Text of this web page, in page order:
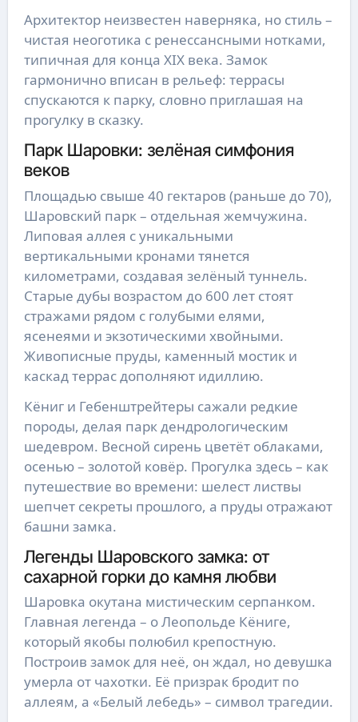
Архитектор неизвестен наверняка, но стиль –
чистая неоготика с ренессансными нотками,
типичная для конца XIX века. Замок
гармонично вписан в рельеф: террасы
спускаются к парку, словно приглашая на
прогулку в сказку.
Парк Шаровки: зелёная симфония
веков
Площадью свыше 40 гектаров (раньше до 70),
Шаровский парк – отдельная жемчужина.
Липовая аллея с уникальными
вертикальными кронами тянется
километрами, создавая зелёный туннель.
Старые дубы возрастом до 600 лет стоят
стражами рядом с голубыми елями,
ясенеями и экзотическими хвойными.
Живописные пруды, каменный мостик и
каскад террас дополняют идиллию.
Кёниг и Гебенштрейтеры сажали редкие
породы, делая парк дендрологическим
шедевром. Весной сирень цветёт облаками,
осенью – золотой ковёр. Прогулка здесь – как
путешествие во времени: шелест листвы
шепчет секреты прошлого, а пруды отражают
башни замка.
Легенды Шаровского замка: от
сахарной горки до камня любви
Шаровка окутана мистическим серпанком.
Главная легенда – о Леопольде Кёниге,
который якобы полюбил крепостную.
Построив замок для неё, он ждал, но девушка
умерла от чахотки. Её призрак бродит по
аллеям, а «Белый лебедь» – символ трагедии.